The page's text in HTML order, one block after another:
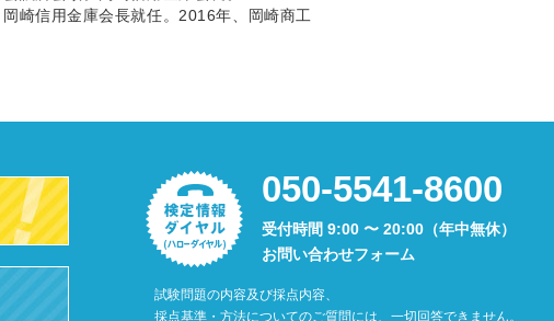
崎信用金庫会長就任。2016年、岡崎商工
050-5541-8600
受付時間 9:00 〜 20:00（年中無休）
お問い合わせフォーム
試験問題の内容及び採点内容、
採点基準・方法についてのご質問には、一切回答できません。